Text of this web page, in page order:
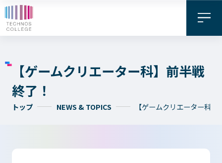
【ゲームクリエーター科】前半戦
終了！
トップ NEWS & TOPICS 【ゲームクリエーター科